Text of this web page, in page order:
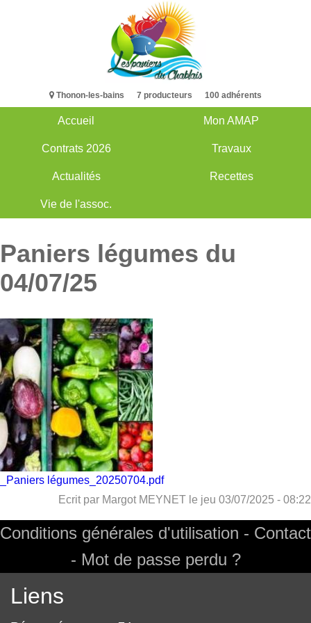
Thonon-les-bains 7 producteurs 100 adhérents
Accueil Mon AMAP
Contrats 2026 Travaux
Actualités Recettes
Vie de l'assoc.
Paniers légumes du
04/07/25
Image
Fichier
_Paniers légumes_20250704.pdf
Ecrit par Margot MEYNET le jeu 03/07/2025 - 08:22
Footer
Conditions générales d'utilisation
Contact
Mot de passe perdu ?
Liens